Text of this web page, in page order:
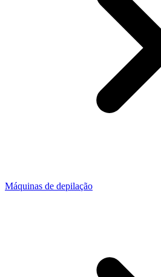
Máquinas de depilação